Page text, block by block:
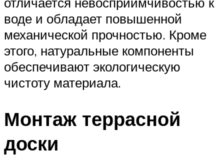
воде и обладает повышенной
механической прочностью. Кроме
этого, натуральные компоненты
обеспечивают экологическую
чистоту материала.
Монтаж террасной
доски